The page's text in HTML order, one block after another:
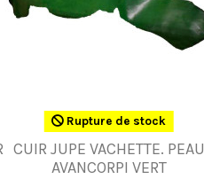
Rupture de stock
CUIR JUPE VACHETTE. PEAU
AVANCORPI VERT